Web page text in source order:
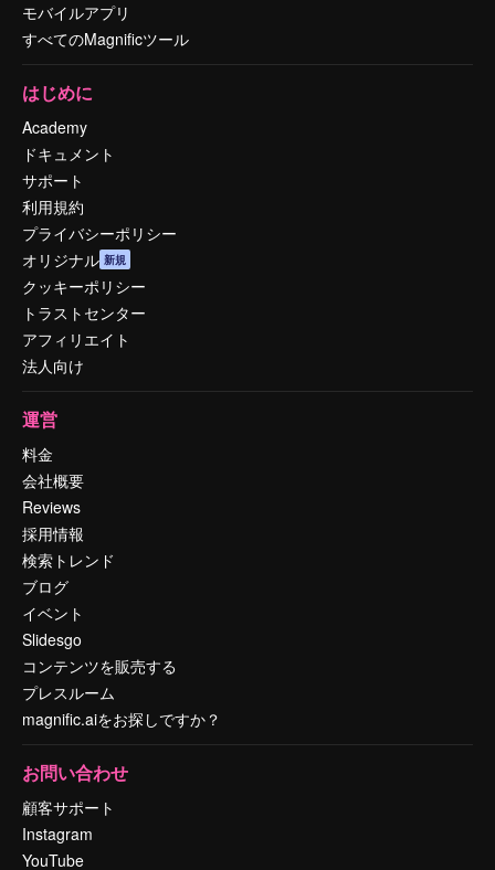
モバイルアプリ
すべてのMagnificツール
はじめに
Academy
ドキュメント
サポート
利用規約
プライバシーポリシー
オリジナル 新規
クッキーポリシー
トラストセンター
アフィリエイト
法人向け
運営
料金
会社概要
Reviews
採用情報
検索トレンド
ブログ
イベント
Slidesgo
コンテンツを販売する
プレスルーム
magnific.aiをお探しですか？
お問い合わせ
顧客サポート
Instagram
YouTube